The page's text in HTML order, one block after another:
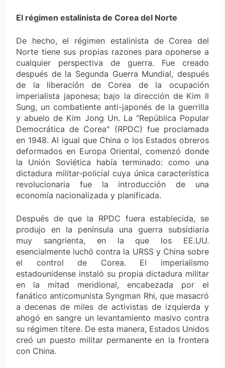
El régimen estalinista de Corea del Norte
De hecho, el régimen estalinista de Corea del
Norte tiene sus propias razones para oponerse a
cualquier perspectiva de guerra. Fue creado
después de la Segunda Guerra Mundial, después
de la liberación de Corea de la ocupación
imperialista japonesa; bajo la dirección de Kim Il
Sung, un combatiente anti-japonés de la guerrilla
y abuelo de Kim Jong Un. La "República Popular
Democrática de Corea" (RPDC) fue proclamada
en 1948. Al igual que China o los Estados obreros
deformados en Europa Oriental, comenzó donde
la Unión Soviética había terminado: como una
dictadura militar-policial cuya única característica
revolucionaria fue la introducción de una
economía nacionalizada y planificada.
Después de que la RPDC fuera establecida, se
produjo en la península una guerra subsidiaria
muy sangrienta, en la que los EE.UU.
esencialmente luchó contra la URSS y China sobre
el control de Corea. El imperialismo
estadounidense instaló su propia dictadura militar
en la mitad meridional, encabezada por el
fanático anticomunista Syngman Rhi, que masacró
a decenas de miles de activistas de izquierda y
ahogó en sangre un levantamiento masivo contra
su régimen títere. De esta manera, Estados Unidos
creó un puesto militar permanente en la frontera
con China.